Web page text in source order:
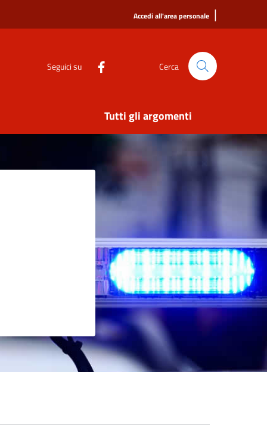
Accedi all'area personale |
Seguici su Cerca
Tutti gli argomenti